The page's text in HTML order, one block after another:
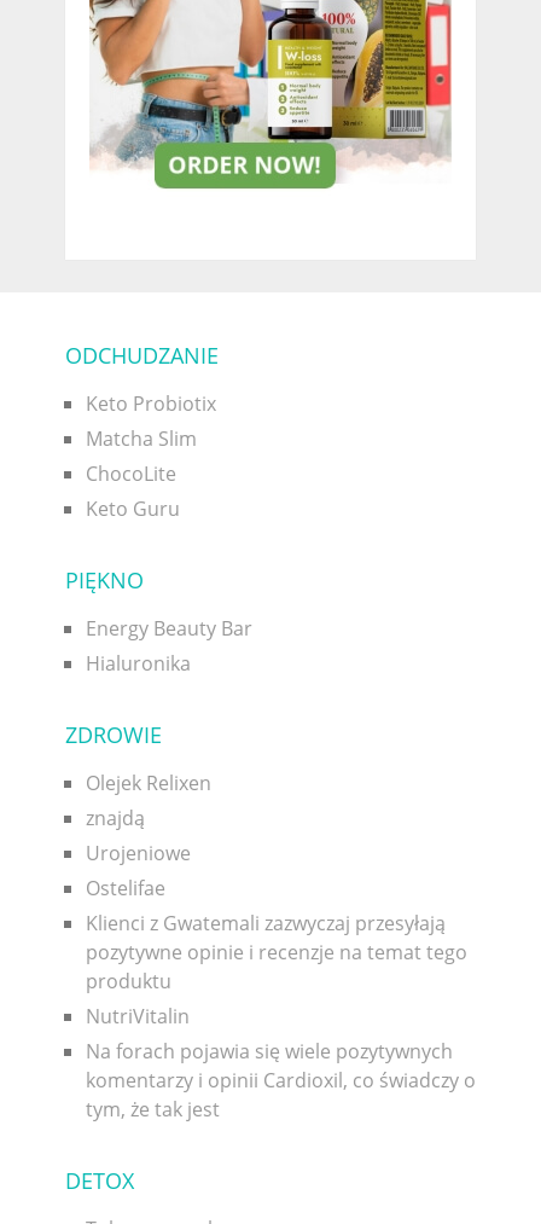
ODCHUDZANIE
Keto Probiotix
Matcha Slim
ChocoLite
Keto Guru
PIĘKNO
Energy Beauty Bar
Hialuronika
ZDROWIE
Olejek Relixen
znajdą
Urojeniowe
Ostelifae
Klienci z Gwatemali zazwyczaj przesyłają
pozytywne opinie i recenzje na temat tego
produktu
NutriVitalin
Na forach pojawia się wiele pozytywnych
komentarzy i opinii Cardioxil, co świadczy o
tym, że tak jest
DETOX